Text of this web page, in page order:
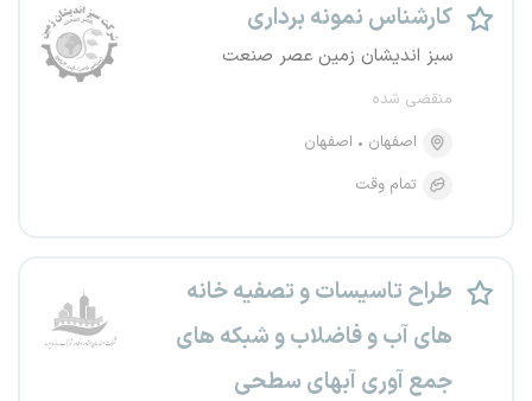
کارشناس نمونه برداری
سبز اندیشان زمین عصر صنعت
منقضی شده
اصفهان
اصفهان
تمام وقت
طراح تاسیسات و تصفیه خانه
های آب و فاضلاب و شبکه های
جمع آوری آبهای سطحی